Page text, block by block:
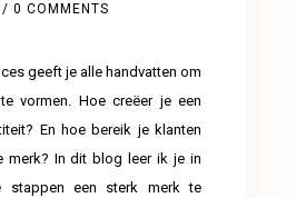
0 COMMENTS
geeft je alle handvatten om
vormen. Hoe creëer je een
En hoe bereik je klanten
merk? In dit blog leer ik je in
stappen een sterk merk te